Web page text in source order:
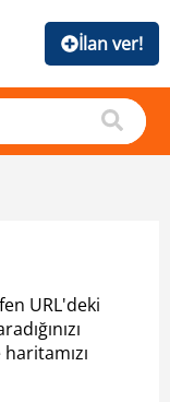
İlan ver!
URL'deki